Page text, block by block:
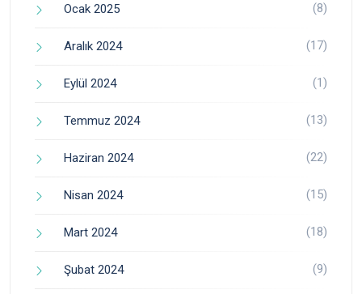
Ocak 2025 (8)
Aralık 2024 (17)
Eylül 2024 (1)
Temmuz 2024 (13)
Haziran 2024 (22)
Nisan 2024 (15)
Mart 2024 (18)
Şubat 2024 (9)